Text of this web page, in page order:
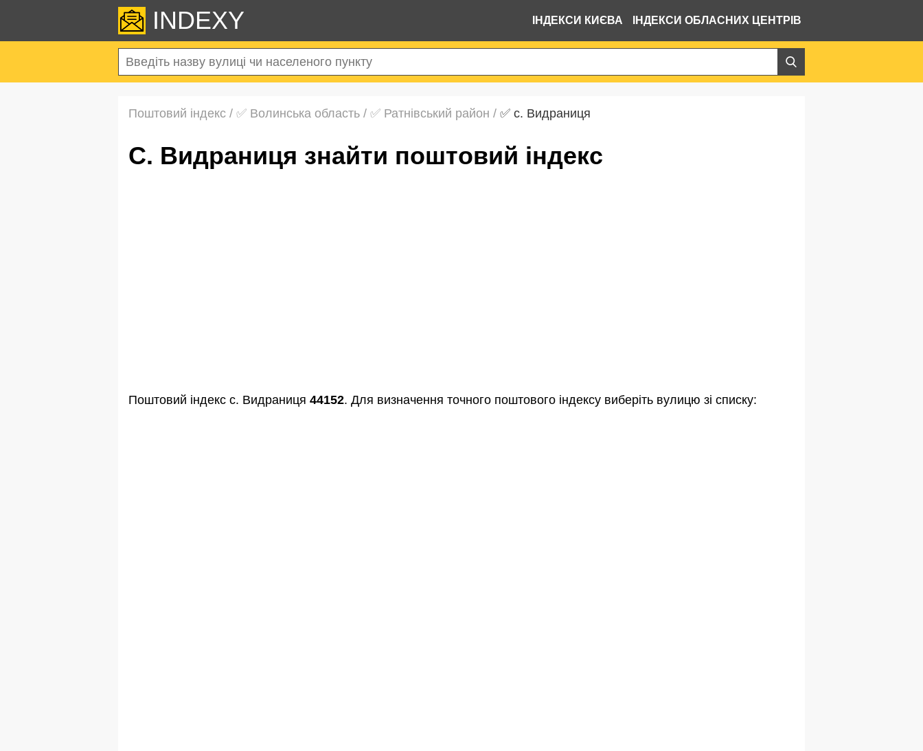
INDEXY ІНДЕКСИ КИЄВА ІНДЕКСИ ОБЛАСНИХ ЦЕНТРІВ
Поштовий індекс / ✅ Волинська область / ✅ Ратнівський район / ✅ с. Видраниця
с. Видраниця знайти поштовий індекс
Поштовий індекс с. Видраниця 44152. Для визначення точного поштового індексу виберіть вулицю зі списку: